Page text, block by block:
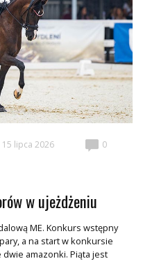
15 lipca 2026 0
w ujeżdżeniu
ME. Konkurs wstępny
a na start w konkursie
amazonki. Piąta jest